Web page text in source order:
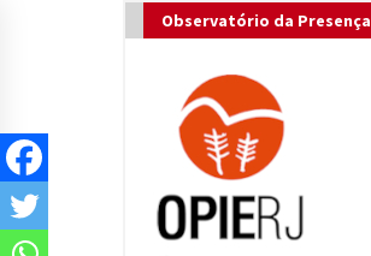
to
Observatório da